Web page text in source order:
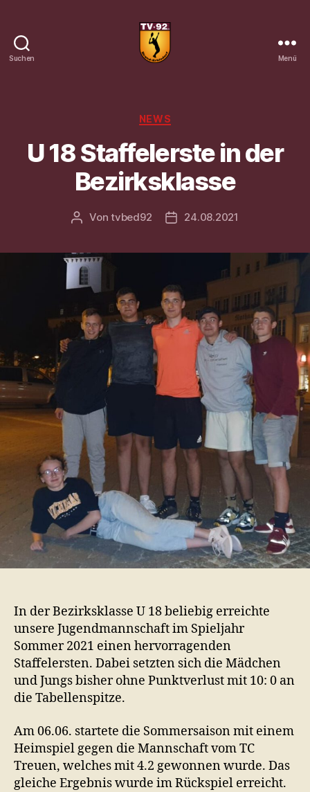
Suchen
92
V.
Menü
Kategorien
NEWS
U 18 Staffelerste in der
Bezirksklasse
Beitragsautor
Vontvbed92 Veröffentlichungsdatum
24.08.2021
In der Bezirksklasse U 18 beliebig erreichte
unsere Jugendmannschaft im Spieljahr
Sommer 2021 einen hervorragenden
Staffelersten. Dabei setzten sich die Mädchen
und Jungs bisher ohne Punktverlust mit 10: 0 an
die Tabellenspitze.
Am 06.06. startete die Sommersaison mit einem
Heimspiel gegen die Mannschaft vom TC
Treuen, welches mit 4.2 gewonnen wurde. Das
gleiche Ergebnis wurde im Rückspiel erreicht.